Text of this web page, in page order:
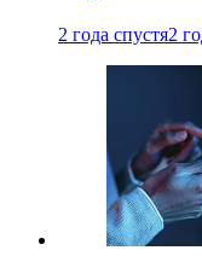
2 года спустя2